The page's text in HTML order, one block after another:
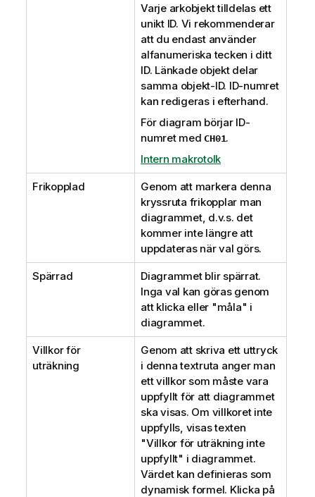
Varje arkobjekt tilldelas ett
unikt ID. Vi rekommenderar
att du endast använder
alfanumeriska tecken i ditt
ID. Länkade objekt delar
samma objekt-ID. ID-numret
kan redigeras i efterhand.
För diagram börjar ID-
numret medCH01.
Intern makrotolk
Frikopplad
Genom att markera denna
kryssruta frikopplar man
diagrammet, d.v.s. det
kommer inte längre att
uppdateras när val görs.
Spärrad
Diagrammet blir spärrat.
Inga val kan göras genom
att klicka eller "måla" i
diagrammet.
Villkor för
uträkning
Genom att skriva ett uttryck
i denna textruta anger man
ett villkor som måste vara
uppfyllt för att diagrammet
ska visas. Om villkoret inte
uppfylls, visas texten
"Villkor för uträkning inte
uppfyllt" i diagrammet.
Värdet kan definieras som
dynamisk formel. Klicka på